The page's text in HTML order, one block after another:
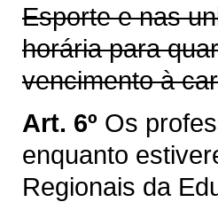
Esporte e nas
horária para
vencimento à
Art. 6º Os
enquanto
Regionais da